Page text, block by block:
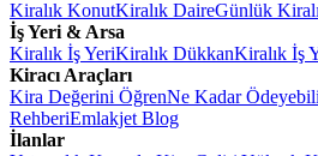
Kiralık KonutKiralık DaireGünlük
İş Yeri & Arsa
Kiralık İş YeriKiralık DükkanKiralık İş
Kiracı Araçları
Kira Değerini ÖğrenNe Kadar
RehberiEmlakjet Blog
İlanlar